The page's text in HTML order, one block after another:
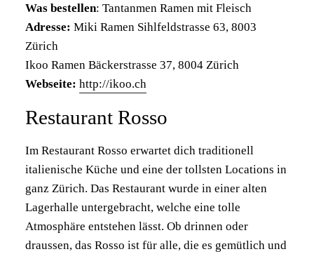
Was bestellen: Tantanmen Ramen mit Fleisch
Adresse: Miki Ramen Sihlfeldstrasse 63, 8003
Zürich
Ikoo Ramen Bäckerstrasse 37, 8004 Zürich
Webseite: http://ikoo.ch
Restaurant Rosso
Im Restaurant Rosso erwartet dich traditionell
italienische Küche und eine der tollsten Locations in
ganz Zürich. Das Restaurant wurde in einer alten
Lagerhalle untergebracht, welche eine tolle
Atmosphäre entstehen lässt. Ob drinnen oder
draussen, das Rosso ist für alle, die es gemütlich und